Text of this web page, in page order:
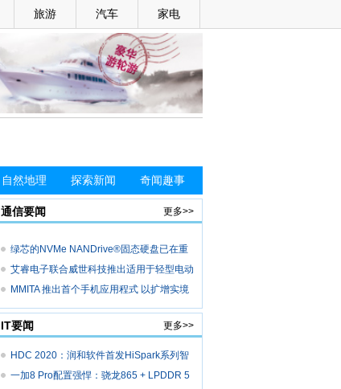
旅游 汽车 家电
自然地理 探索新闻 奇闻趣事
更多>>
通信要闻
绿芯的NVMe NANDrive®固态硬盘已在重
点工业
艾睿电子联合威世科技推出适用于轻型电动
汽 MMITA 推出首个手机应用程式 以扩增实境
技
更多>>
IT要闻
HDC 2020：润和软件首发HiSpark系列智
能硬一加8 Pro配置强悍：骁龙865 + LPDDR 5